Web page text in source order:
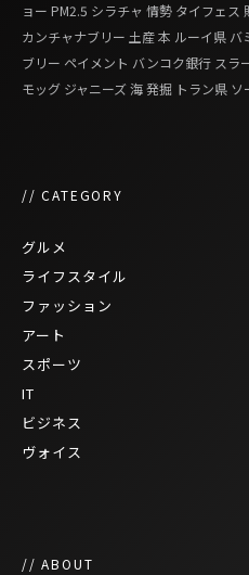
ョー PM2.5 シラチャ 情勢 タイフェス
カンチャナブリー 土産本 ルーイ県 バ
ブリー ペイメント バンコク銀行 スラ
モッグ ジャニーズ海発掘 トラン県 ソ
// CATEGORY
グルメ
ライフスタイル
ファッション
アート
スポーツ
IT
ビジネス
ヴォイス
// ABOUT